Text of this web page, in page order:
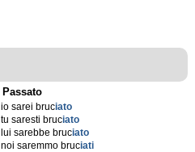
Passato
io sarei bruciato
tu saresti bruciato
lui sarebbe bruciato
noi saremmo bruciati